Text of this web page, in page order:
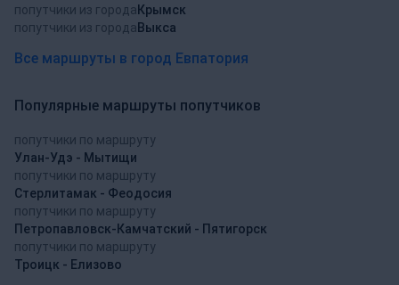
попутчики из города Крымск
попутчики из города Выкса
Все маршруты в город Евпатория
Популярные маршруты попутчиков
попутчики по маршруту
Улан-Удэ - Мытищи
попутчики по маршруту
Стерлитамак - Феодосия
попутчики по маршруту
Петропавловск-Камчатский - Пятигорск
попутчики по маршруту
Троицк - Елизово